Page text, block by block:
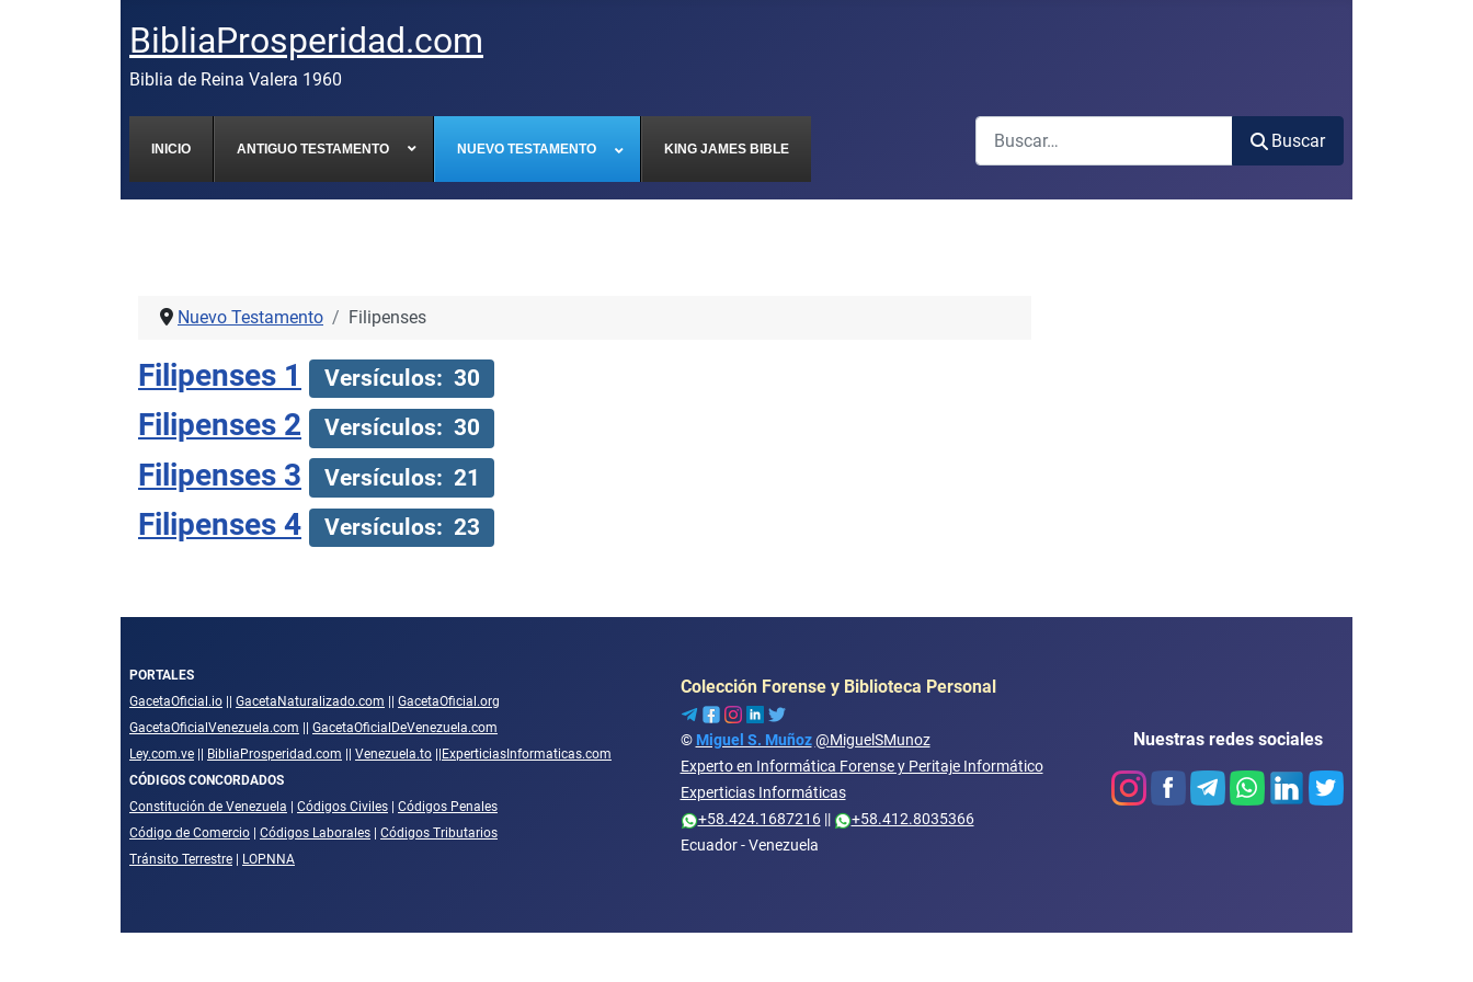
BibliaProsperidad.com
Biblia de Reina Valera 1960
INICIO ANTIGUO TESTAMENTO NUEVO TESTAMENTO KING JAMES BIBLE
Buscar
Buscar
Nuevo Testamento Filipenses
Filipenses 1 Versículos: 30
Filipenses 2 Versículos: 30
Filipenses 3 Versículos: 21
Filipenses 4 Versículos: 23
PORTALES
GacetaOficial.io
GacetaNaturalizado.com
GacetaOficial.org
GacetaOficialVenezuela.com
GacetaOficialDeVenezuela.com
Ley.com.ve
BibliaProsperidad.com Venezuela.to
ExperticiasInformaticas.com
CÓDIGOS CONCORDADOS
Constitución de Venezuela
Códigos Civiles
Códigos Penales
Código de Comercio
Códigos Laborales
Códigos Tributarios
Tránsito Terrestre
LOPNNA
Colección Forense y Biblioteca Personal
© Miguel S. Muñoz @MiguelSMunoz
Experto en Informática Forense y Peritaje Informático
Experticias Informáticas
+58.424.1687216||
+58.412.8035366
Ecuador - Venezuela
Nuestras redes sociales